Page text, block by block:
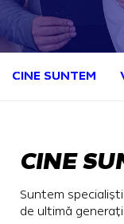
CINE SUNTEM
CINE
Suntem
de ultimă